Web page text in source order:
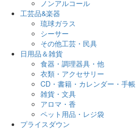
ノンアルコール
工芸品&楽器
琉球ガラス
シーサー
その他工芸・民具
日用品＆雑貨
食器・調理器具・他
衣類・アクセサリー
CD・書籍・カレンダー・手帳
雑貨・文具
アロマ・香
ペット用品・レジ袋
プライスダウン